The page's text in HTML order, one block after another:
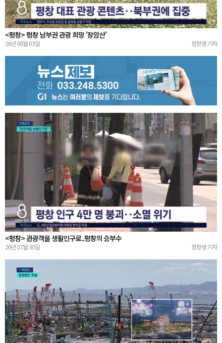
<평창> 평창 남부권 관광 희망 '장암산'
26년 08월 03일 정창영 기자
<평창> 관광객을 생활인구로..평창의 승부수
26년 07월 30일 정창영 기자